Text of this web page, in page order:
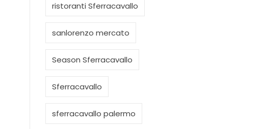
ristoranti Sferracavallo
sanlorenzo mercato
Season Sferracavallo
Sferracavallo
sferracavallo palermo